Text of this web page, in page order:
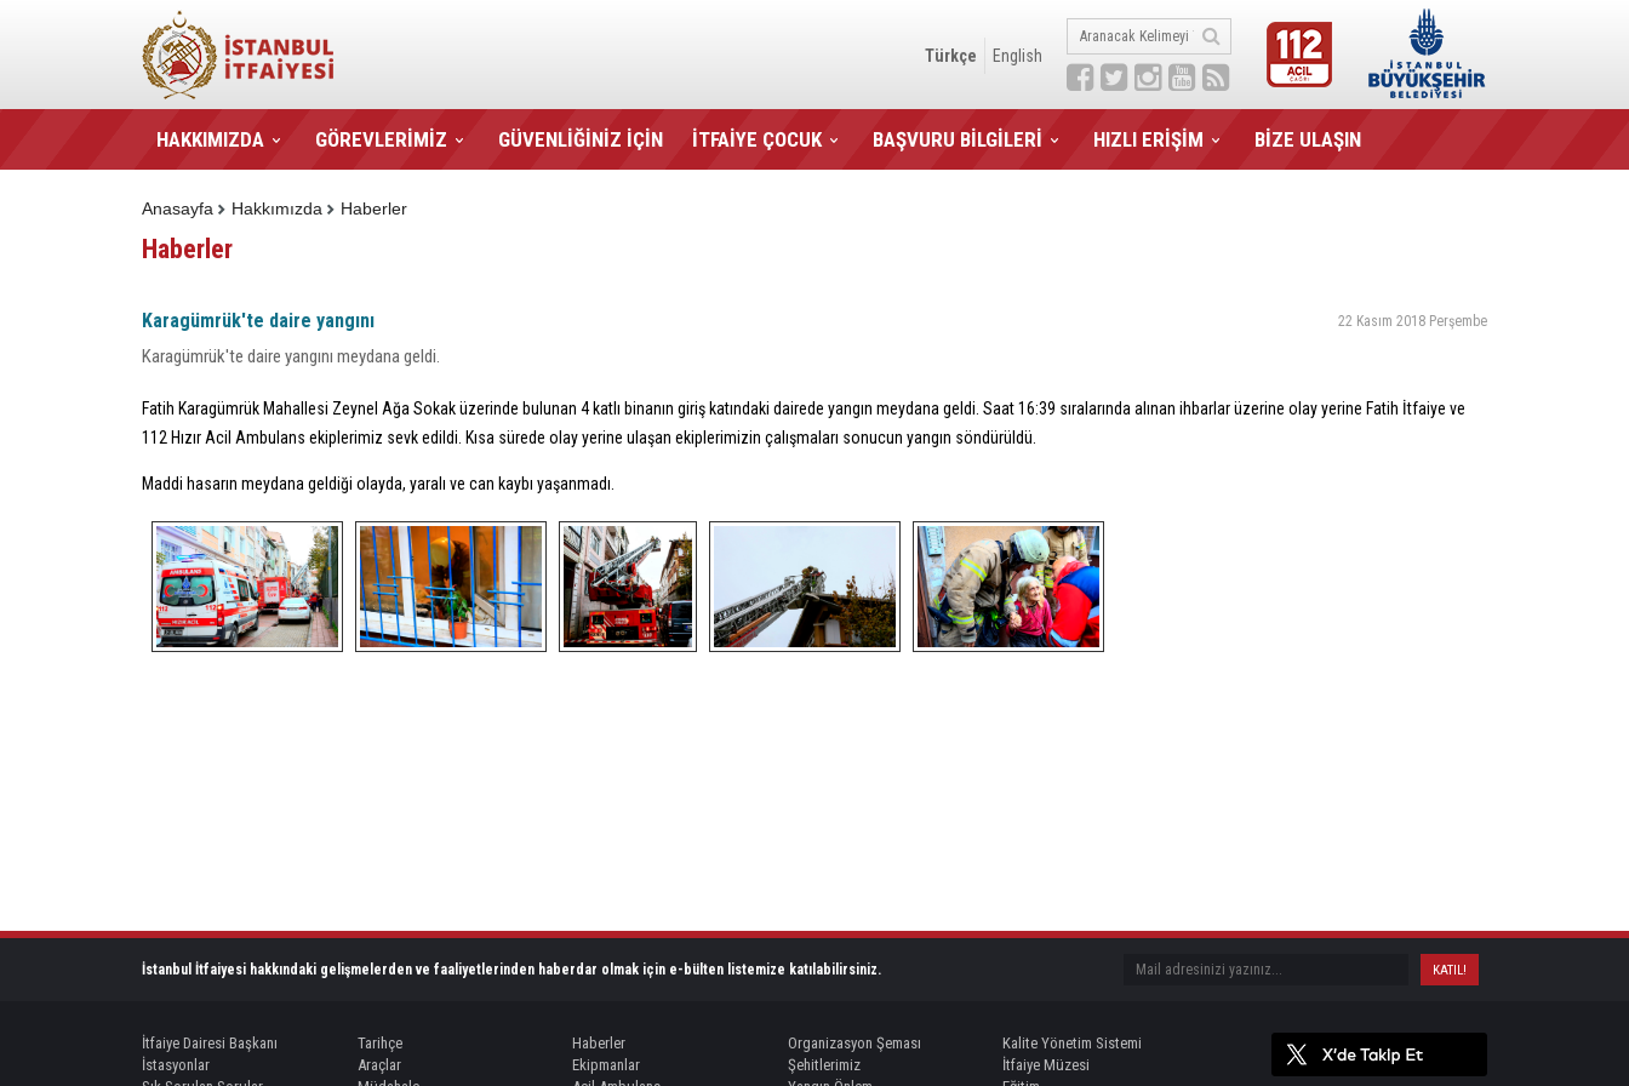
Türkçe English
HAKKIMIZDA GÖREVLERİMİZ GÜVENLİĞİNİZ İÇİN İTFAİYE ÇOCUK BAŞVURU BİLGİLERİ HIZLI ERİŞİM BİZE ULAŞIN
Haberler
Hakkımızda
Anasayfa
Haberler
Karagümrük'te daire yangını 22 Kasım 2018 Perşembe
Karagümrük'te daire yangını meydana geldi.
Fatih Karagümrük Mahallesi Zeynel Ağa Sokak üzerinde bulunan 4 katlı binanın giriş katındaki dairede yangın meydana geldi. Saat 16:39 sıralarında alınan ihbarlar üzerine olay yerine Fatih İtfaiye ve
112 Hızır Acil Ambulans ekiplerimiz sevk edildi. Kısa sürede olay yerine ulaşan ekiplerimizin çalışmaları sonucun yangın söndürüldü.
Maddi hasarın meydana geldiği olayda, yaralı ve can kaybı yaşanmadı.
İstanbul İtfaiyesi hakkındaki gelişmelerden ve faaliyetlerinden haberdar olmak için e-bülten listemize katılabilirsiniz.
İtfaiye Dairesi Başkanı Tarihçe Haberler Organizasyon Şeması
Kalite Yönetim Sistemi
İstasyonlar
Araçlar Ekipmanlar Şehitlerimiz
İtfaiye Müzesi